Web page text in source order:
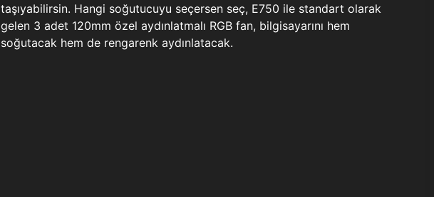
taşıyabilirsin. Hangi soğutucuyu seçersen seç, E750 ile standart olarak
gelen 3 adet 120mm özel aydınlatmalı RGB fan, bilgisayarını hem
soğutacak hem de rengarenk aydınlatacak.